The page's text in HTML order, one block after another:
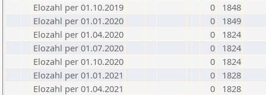
Elozahl per 01.10.2019
0
1848
Elozahl per 01.01.2020
0
1849
Elozahl per 01.04.2020
0
1824
Elozahl per 01.07.2020
0
1824
Elozahl per 01.10.2020
0
1824
Elozahl per 01.01.2021
0
1828
Elozahl per 01.04.2021
0
1828